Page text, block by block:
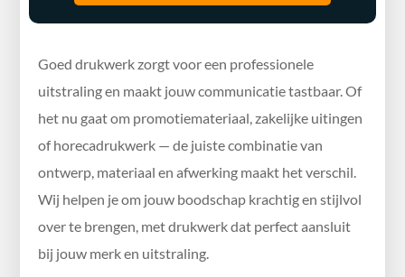
Goed drukwerk zorgt voor een professionele
uitstraling en maakt jouw communicatie tastbaar. Of
het nu gaat om promotiemateriaal, zakelijke uitingen
of horecadrukwerk — de juiste combinatie van
ontwerp, materiaal en afwerking maakt het verschil.
Wij helpen je om jouw boodschap krachtig en stijlvol
over te brengen, met drukwerk dat perfect aansluit
bij jouw merk en uitstraling.